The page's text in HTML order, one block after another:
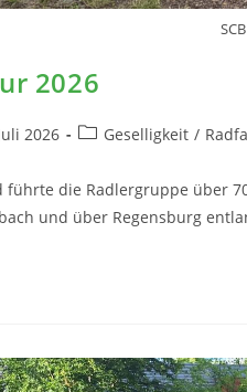
2026
2026 Geselligkeit /
führte die Radlergruppe über
und über Regensburg